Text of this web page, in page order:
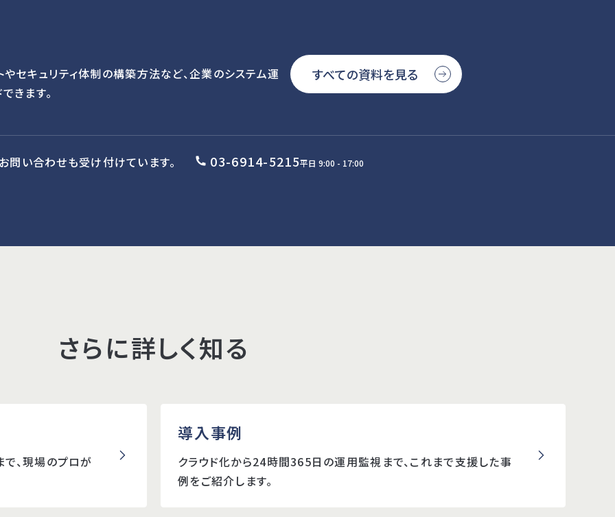
やセキュリティ体制の構築方法など、企業のシステム運
きます。
すべての資料を見る
問い合わせも受け付けています。 03-6914-5215平日 9:00 - 17:00
さらに詳しく知る
で、現場のプロが
導入事例
クラウド化から24時間365日の運用監視まで、これまで支援した事
例をご紹介します。